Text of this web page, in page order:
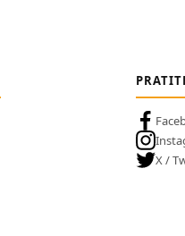
X /